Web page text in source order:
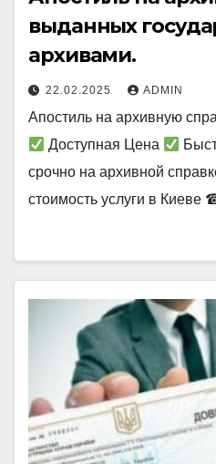
выданных
архивами.
22.02.2025 ADMIN
Апостиль на архивную
Доступная Цена
срочно на архивной
стоимость услуги в